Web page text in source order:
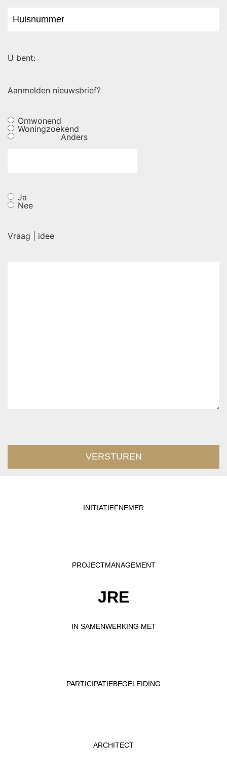
U bent:
Aanmelden nieuwsbrief?
Omwonend
Woningzoekend
Anders
Ja
Nee
Vraag | idee
INITIATIEFNEMER
PROJECTMANAGEMENT
JRE
IN SAMENWERKING MET
PARTICIPATIEBEGELEIDING
ARCHITECT